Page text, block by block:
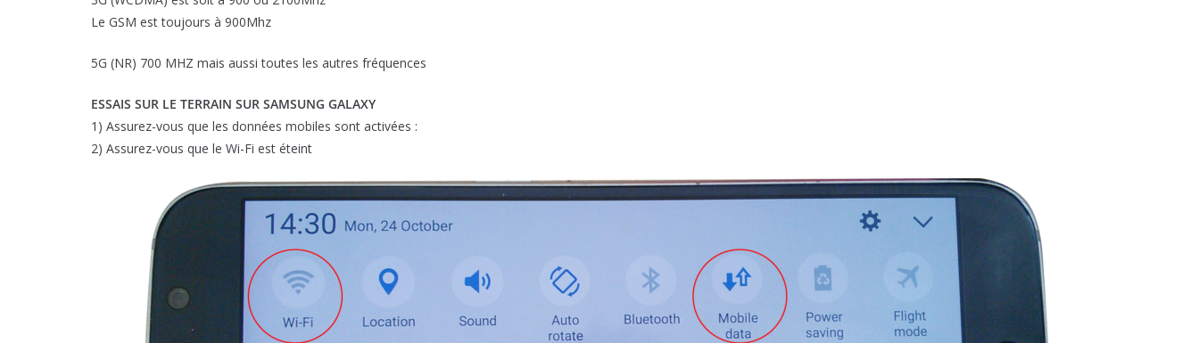
Le GSM est toujours à 900Mhz
5G (NR) 700 MHZ mais aussi toutes les autres fréquences
ESSAIS SUR LE TERRAIN SUR SAMSUNG GALAXY
1) Assurez-vous que les données mobiles sont activées :
2) Assurez-vous que le Wi-Fi est éteint